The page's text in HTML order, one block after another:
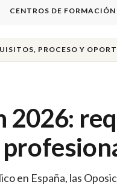
CENTROS DE FORMACIÓN
PROCESO Y
2026:
en España, las